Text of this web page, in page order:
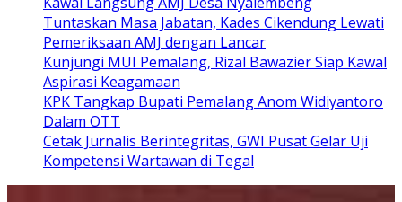
Tuntaskan Masa Jabatan, Kades Cikendung Lewati
Pemeriksaan AMJ dengan Lancar
Kunjungi MUI Pemalang, Rizal Bawazier Siap Kawal
Aspirasi Keagamaan
KPK Tangkap Bupati Pemalang Anom Widiyantoro
Dalam OTT
Cetak Jurnalis Berintegritas, GWI Pusat Gelar Uji
Kompetensi Wartawan di Tegal